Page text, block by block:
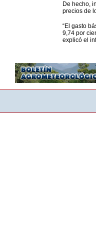
De hecho,
precios de
“El gasto
9,74 por
explicó el